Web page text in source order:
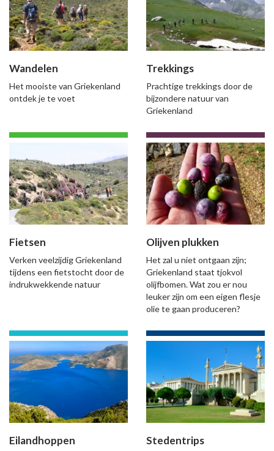
Wandelen
Het mooiste van Griekenland
ontdek je te voet
Trekkings
Prachtige trekkings door de
bijzondere natuur van
Griekenland
Fietsen
Verken veelzijdig Griekenland
tijdens een fietstocht door de
indrukwekkende natuur
Olijven plukken
Het zal u niet ontgaan zijn;
Griekenland staat tjokvol
olijfbomen. Wat zou er nou
leuker zijn om een eigen flesje
olie te gaan produceren?
Eilandhoppen Stedentrips